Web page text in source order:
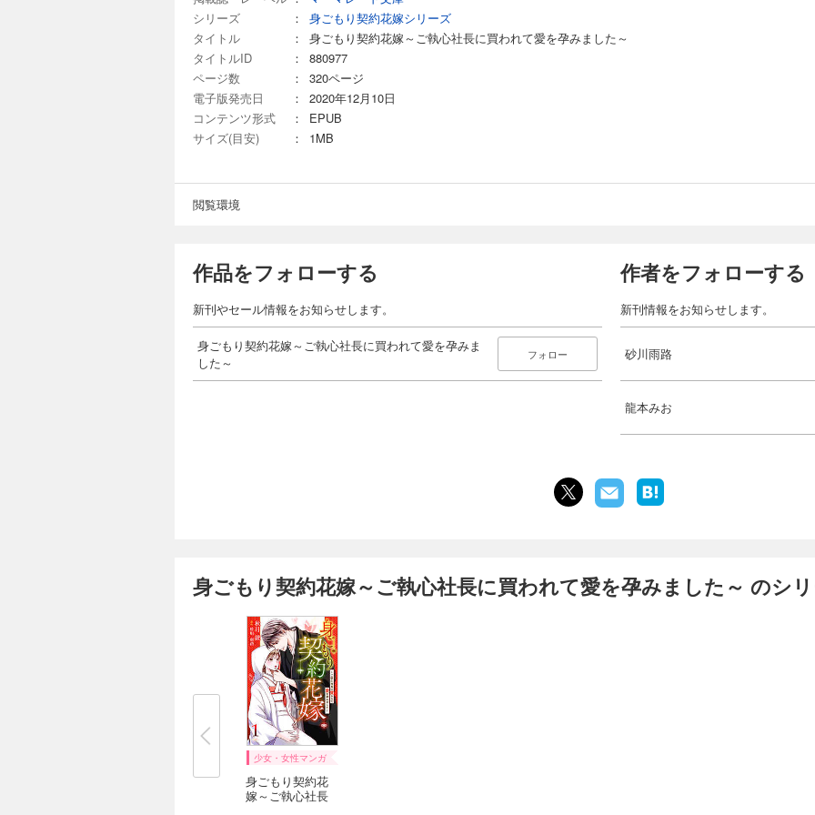
シリーズ
：
身ごもり契約花嫁シリーズ
タイトル
：
身ごもり契約花嫁～ご執心社長に買われて愛を孕みました～
タイトルID
：
880977
ページ数
：
320ページ
電子版発売日
：
2020年12月10日
コンテンツ形式
：
EPUB
サイズ(目安)
： 1MB
閲覧環境
作品をフォローする
新刊やセール情報をお知らせします。
身ごもり契約花嫁～ご執心社長に買われて愛を孕みま
した～
フォロー
作者をフォローする
新刊情報をお知らせします。
砂川雨路
龍本みお
身ごもり契約花嫁～ご執心社長に買われて愛を孕みました～ のシ
少女・女性マンガ
身ごもり契約花
嫁～ご執心社長